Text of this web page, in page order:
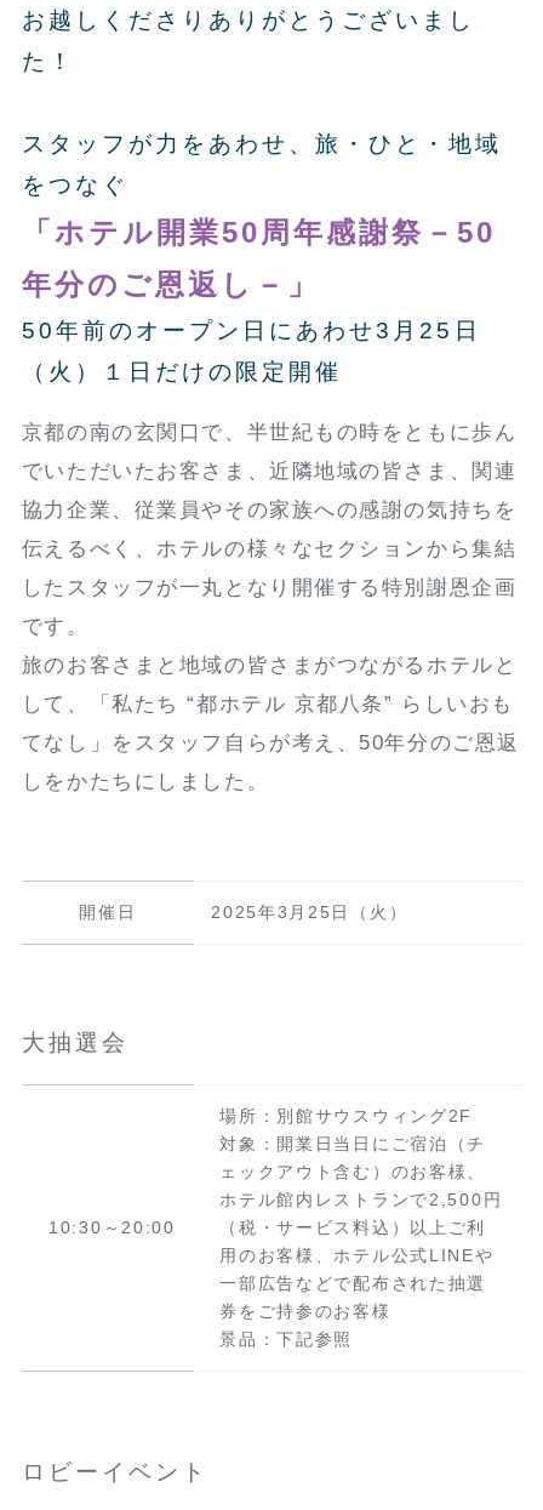
お越しくださりありがとうございまし
た！
スタッフが力をあわせ、旅・ひと・地域
をつなぐ
「ホテル開業50周年感謝祭－50
年分のご恩返し－」
50年前のオープン日にあわせ3月25日
（火）１日だけの限定開催
京都の南の玄関口で、半世紀もの時をともに歩ん
でいただいたお客さま、近隣地域の皆さま、関連
協力企業、従業員やその家族への感謝の気持ちを
伝えるべく、ホテルの様々なセクションから集結
したスタッフが一丸となり開催する特別謝恩企画
です。
旅のお客さまと地域の皆さまがつながるホテルと
して、「私たち “都ホテル 京都八条” らしいおも
てなし」をスタッフ自らが考え、50年分のご恩返
しをかたちにしました。
開催日 2025年3月25日（火）
大抽選会
10:30～20:00
場所：別館サウスウィング2F
対象：開業日当日にご宿泊（チ
ェックアウト含む）のお客様、
ホテル館内レストランで2,500円
（税・サービス料込）以上ご利
用のお客様、ホテル公式LINEや
一部広告などで配布された抽選
券をご持参のお客様
景品：下記参照
ロビーイベント